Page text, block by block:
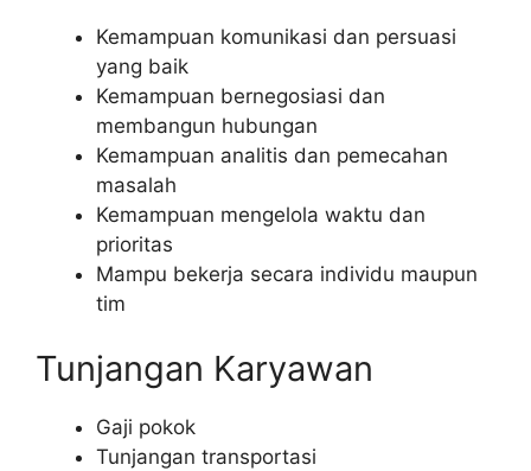
Kemampuan komunikasi dan persuasi
yang baik
Kemampuan bernegosiasi dan
membangun hubungan
Kemampuan analitis dan pemecahan
masalah
Kemampuan mengelola waktu dan
prioritas
Mampu bekerja secara individu maupun
tim
Tunjangan Karyawan
Gaji pokok
Tunjangan transportasi